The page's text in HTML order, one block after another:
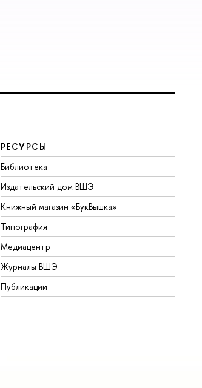
РЕСУРСЫ
Библиотека
Издательский дом ВШЭ
Книжный магазин «БукВышка»
Типография
Медиацентр
Журналы ВШЭ
Публикации